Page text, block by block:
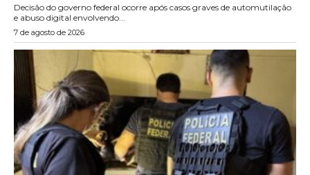
Decisão do governo federal ocorre após casos graves de automutilação
e abuso digital envolvendo...
7 de agosto de 2026